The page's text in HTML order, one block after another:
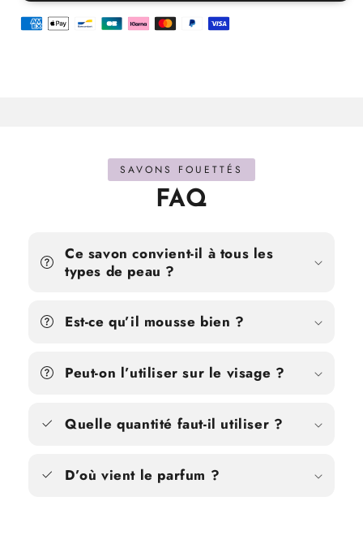
Fraise
tagada
Fraise
tagada
SAVONS FOUETTÉS
FAQ
Ce savon convient-il à tous les
types de peau ?
Est-ce qu’il mousse bien ?
Peut-on l’utiliser sur le visage ?
Quelle quantité faut-il utiliser ?
D’où vient le parfum ?